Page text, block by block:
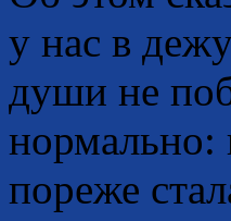
у нас в
души не
нормально:
пореже